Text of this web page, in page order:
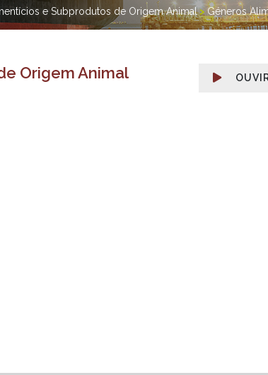
e Subprodutos de Origem Animal>Géneros
Origem Animal